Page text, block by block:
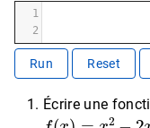
1
2
Run Reset
Écrire une
f(x)= x2−2x+3